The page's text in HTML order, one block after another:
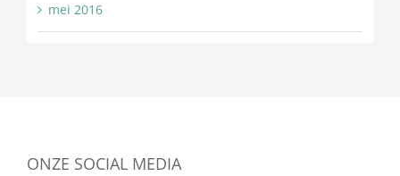
mei 2016
ONZE SOCIAL MEDIA